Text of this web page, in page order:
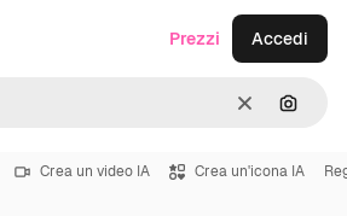
CancellaCerca
Prezzi Accedi
Crea un video IA Crea un'icona IA